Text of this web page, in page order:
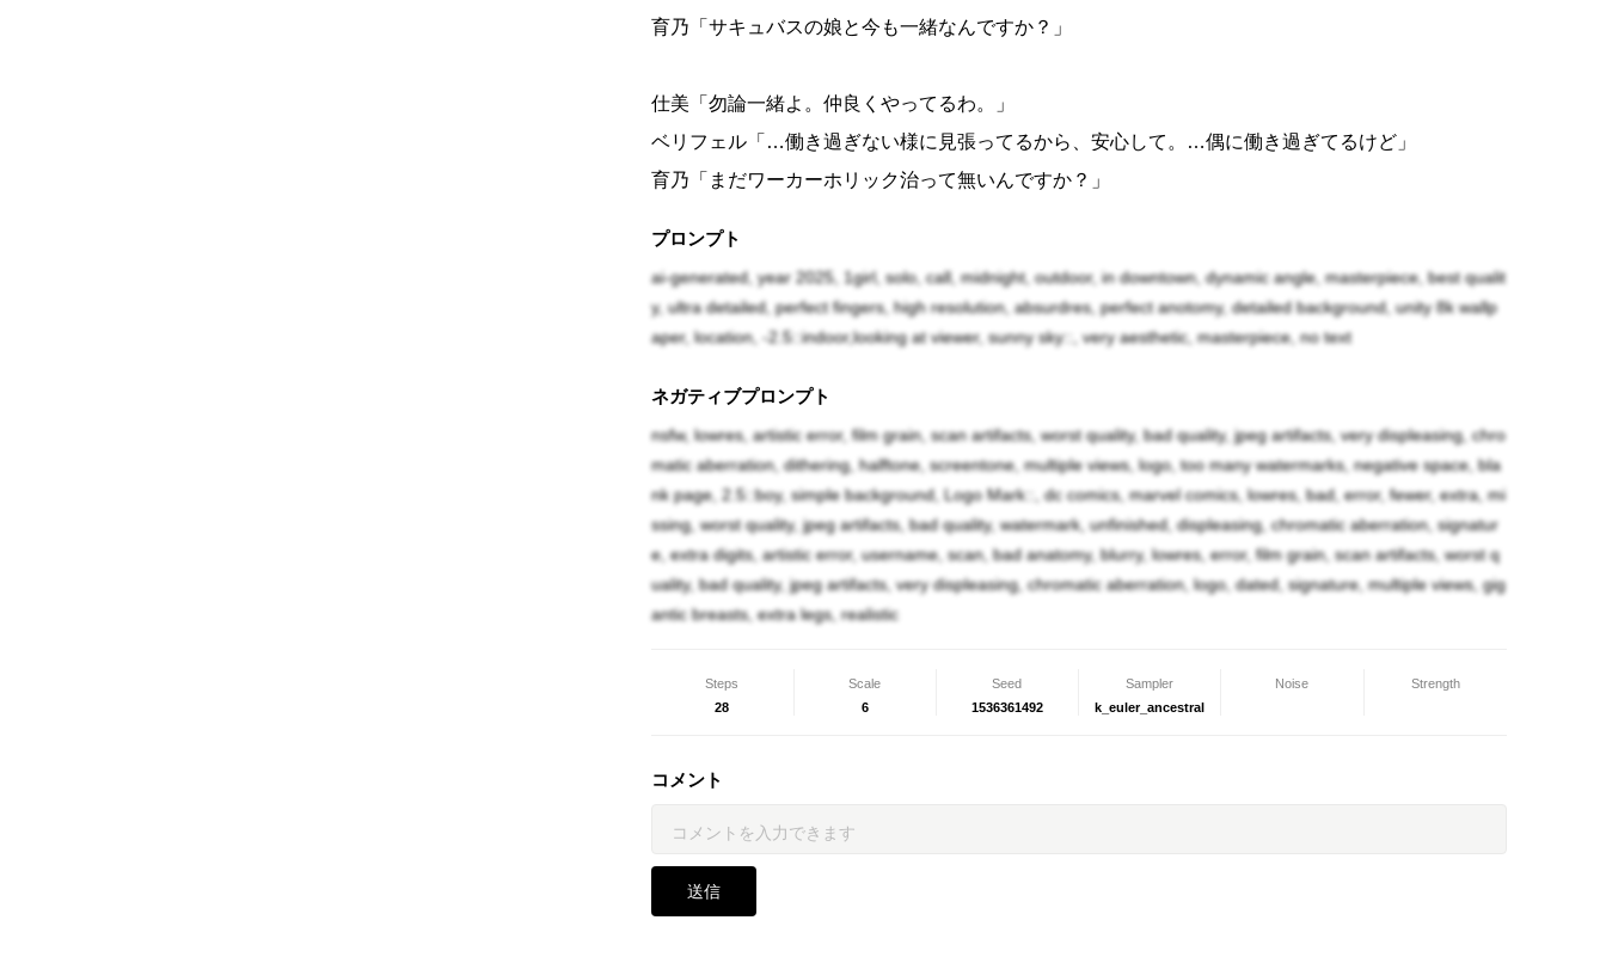
育乃「サキュバスの娘と今も一緒なんですか？」
仕美「勿論一緒よ。仲良くやってるわ。」
ベリフェル「…働き過ぎない様に見張ってるから、安心して。…偶に働き過ぎてるけど」
育乃「まだワーカーホリック治って無いんですか？」
私達にも可愛い娘がやって来てくれないかなぁ？」
仕美「貴女達姉妹って、会社の意向で魔法の訓練してるんでしょ？魔法と無縁だった私がベリちゃ
育乃「そうですね〜。その出会いをすっごく期待してます！」
〜〜〜
育乃「ただいま〜。」
？？？「キャーーー！！」
恵那「お、お姉ちゃん！？し、知らない娘が急に部屋に現れて…。」
？？？「ハハハ！喜べ人間ども！お前等人間どもをこのオレ、赤龍のカグヅチ様の番にしてや
る！」
育乃「つ、番！？」
プロンプト
ai-generated, year 2025, 1girl, solo, call, midnight, outdoor, in downtown, dynamic angle, masterpiece, best qualit
y, ultra detailed, perfect fingers, high resolution, absurdres, perfect anotomy, detailed background, unity 8k wallp
aper, location, -2.5::indoor,looking at viewer, sunny sky::, very aesthetic, masterpiece, no text
ネガティブプロンプト
nsfw, lowres, artistic error, film grain, scan artifacts, worst quality, bad quality, jpeg artifacts, very displeasing, chro
matic aberration, dithering, halftone, screentone, multiple views, logo, too many watermarks, negative space, bla
nk page, 2.5::boy, simple background, Logo Mark::, dc comics, marvel comics, lowres, bad, error, fewer, extra, mi
ssing, worst quality, jpeg artifacts, bad quality, watermark, unfinished, displeasing, chromatic aberration, signatur
e, extra digits, artistic error, username, scan, bad anatomy, blurry, lowres, error, film grain, scan artifacts, worst q
uality, bad quality, jpeg artifacts, very displeasing, chromatic aberration, logo, dated, signature, multiple views, gig
antic breasts, extra legs, realistic
Steps
28
Scale
6
Seed
1536361492
Sampler
k_euler_ancestral
Noise Strength
コメント
送信